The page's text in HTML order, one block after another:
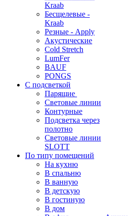
Kraab
Бесщелевые -
Kraab
Резные - Apply
Акустические
Cold Stretch
LumFer
BAUF
PONGS
С подсветкой
Парящие
Световые линии
Контурные
Подсветка через
полотно
Световые линии
SLOTT
По типу помещений
На кухню
В спальню
В ванную
В детскую
В гостиную
В дом